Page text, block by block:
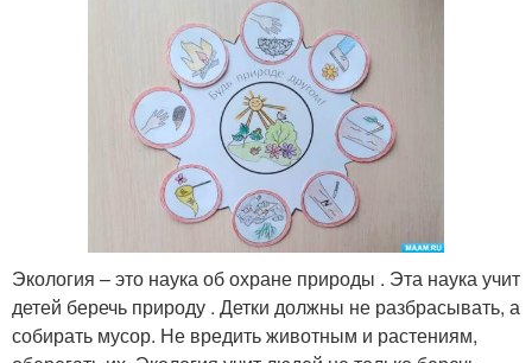
Экология – это наука об охране природы . Эта наука учит
детей беречь природу . Детки должны не разбрасывать, а
собирать мусор. Не вредить животным и растениям,